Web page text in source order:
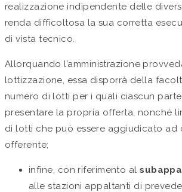
realizzazione indipendente delle
renda difficoltosa la sua corretta
di vista tecnico.
Allorquando l’amministrazione
lottizzazione, essa disporrà della
numero di lotti per i quali ciascun
presentare la propria offerta, nonché
di lotti che può essere aggiudicato ad
offerente;
infine, con riferimento al
alle stazioni appaltanti di